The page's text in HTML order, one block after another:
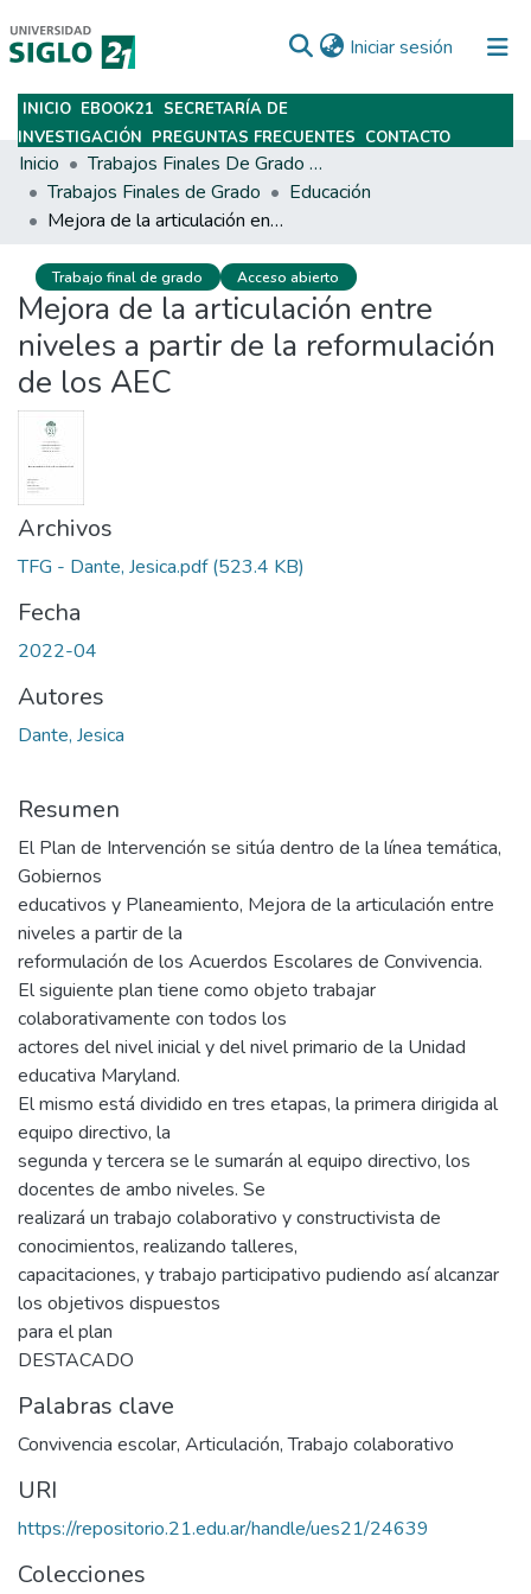
Iniciar sesión (current)
Subir
INICIO EBOOK21 SECRETARÍA DE
INVESTIGACIÓN PREGUNTAS FRECUENTES CONTACTO
Inicio
Trabajos Finales De Grado Y Posgrado
Trabajos Finales de Grado
Educación
Mejora de la articulación entre niveles a partir de la reformulación de los AEC
Trabajo final de grado Acceso abierto
Mejora de la articulación entre
niveles a partir de la reformulación
de los AEC
Archivos
TFG - Dante, Jesica.pdf(523.4 KB)
Fecha
2022-04
Autores
Dante, Jesica
Resumen
El Plan de Intervención se sitúa dentro de la línea temática,
Gobiernos
educativos y Planeamiento, Mejora de la articulación entre
niveles a partir de la
reformulación de los Acuerdos Escolares de Convivencia.
El siguiente plan tiene como objeto trabajar
colaborativamente con todos los
actores del nivel inicial y del nivel primario de la Unidad
educativa Maryland.
El mismo está dividido en tres etapas, la primera dirigida al
equipo directivo, la
segunda y tercera se le sumarán al equipo directivo, los
docentes de ambo niveles. Se
realizará un trabajo colaborativo y constructivista de
conocimientos, realizando talleres,
capacitaciones, y trabajo participativo pudiendo así alcanzar
los objetivos dispuestos
para el plan
DESTACADO
Palabras clave
Convivencia escolar, Articulación,Trabajo colaborativo
URI
https://repositorio.21.edu.ar/handle/ues21/24639
Colecciones